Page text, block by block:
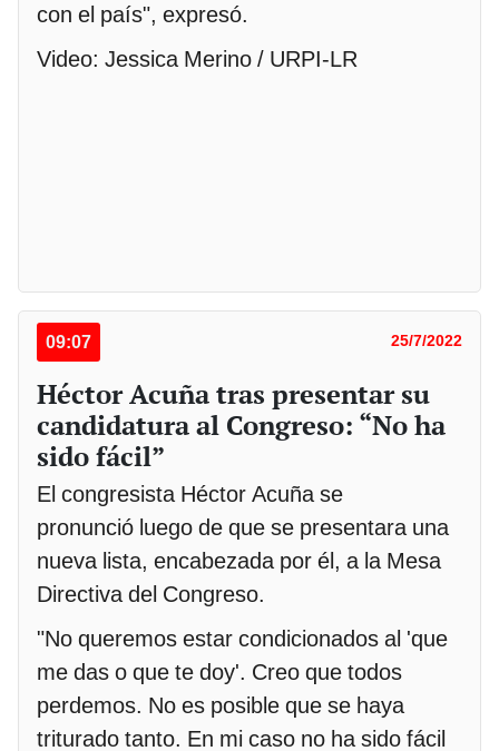
con el país", expresó.
Video: Jessica Merino / URPI-LR
09:07 25/7/2022
Héctor Acuña tras presentar su
candidatura al Congreso: “No ha
sido fácil”
El congresista Héctor Acuña se
pronunció luego de que se presentara una
nueva lista, encabezada por él, a la Mesa
Directiva del Congreso.
"No queremos estar condicionados al 'que
me das o que te doy'. Creo que todos
perdemos. No es posible que se haya
triturado tanto. En mi caso no ha sido fácil